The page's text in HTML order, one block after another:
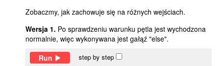
Zobaczmy, jak zachowuje się na różnych wejściach.
Wersja 1. Po sprawdzeniu warunku pętla jest wychodzona
normalnie, więc wykonywana jest gałąź "else".
Run
step by step